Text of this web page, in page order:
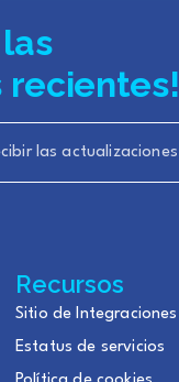
recientes!
Recursos
Sitio de Integraciones
Estatus de servicios